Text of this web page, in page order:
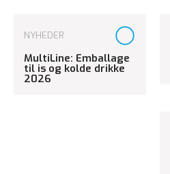
NYHEDER
MultiLine: Emballage
til is og kolde drikke
2026